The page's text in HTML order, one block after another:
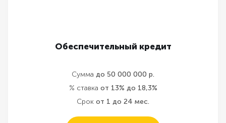
Обеспечительный кредит
Сумма до 50 000 000 р.
% ставка от 13% до 18,3%
Срок от 1 до 24 мес.